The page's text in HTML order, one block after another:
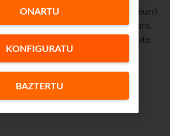
bat edo beste eta
-neurri
bakarrik kentzen zuten maskara.
zen, eta nota onarekin gainditu dute.
ikusi nahi ditugu.
KONFIGURATU
BAZTERTU
ONARTU